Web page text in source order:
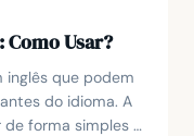
Usar?
inglês que podem
do idioma. A
de forma simples e